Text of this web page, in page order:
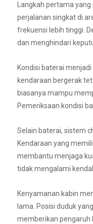
Langkah pertama
perjalanan singkat di
frekuensi lebih tinggi.
dan menghindari
Kondisi baterai
kendaraan bergerak
biasanya mampu
Pemeriksaan kondisi
Selain baterai, sistem
Kendaraan yang
membantu menjaga
tidak mengalami
Kenyamanan kabin
lama. Posisi duduk
memberikan pengaruh